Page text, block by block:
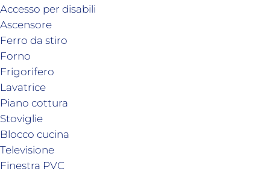
Accesso per disabili
Ascensore
Ferro da stiro
Forno
Frigorifero
Lavatrice
Piano cottura
Stoviglie
Blocco cucina
Televisione
Finestra PVC